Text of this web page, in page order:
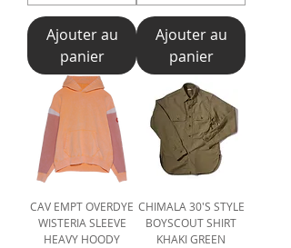
Ajouter au
panier
Ajouter au
panier
CAV EMPT OVERDYE
WISTERIA SLEEVE
HEAVY HOODY
CHIMALA 30'S STYLE
BOYSCOUT SHIRT
KHAKI GREEN